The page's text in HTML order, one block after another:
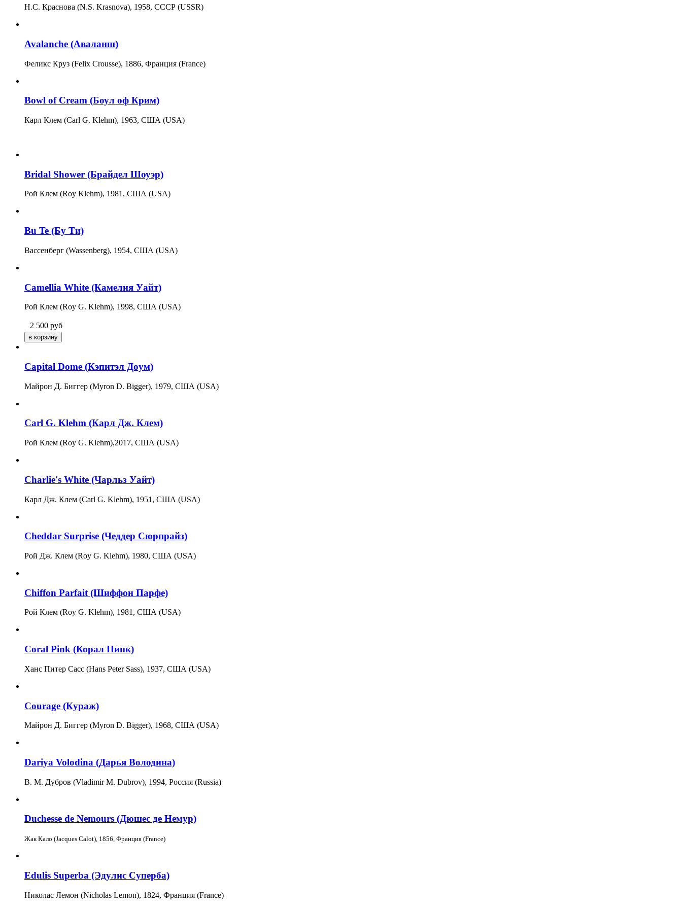
Н.С. Краснова (N.S. Krasnova), 1958, СССР (USSR)
Avalanche (Аваланш)
Феликс Круз (Felix Crousse), 1886, Франция (France)
Bowl of Cream (Боул оф Крим)
Карл Клем (Carl G. Klehm), 1963, США (USA)
Bridal Shower (Брайдел Шоуэр)
Рой Клем (Roy Klehm), 1981, США (USA)
Bu Te (Бу Ти)
Вассенберг (Wassenberg), 1954, США (USA)
Camellia White (Камелия Уайт)
Рой Клем (Roy G. Klehm), 1998, США (USA)
2 500 руб
Capital Dome (Кэпитэл Дoум)
Майрон Д. Биггер (Myron D. Bigger), 1979, США (USA)
Carl G. Klehm (Карл Дж. Клем)
Рой Клем (Roy G. Klehm),2017, США (USA)
Charlie's White (Чарльз Уайт)
Карл Дж. Клем (Carl G. Klehm), 1951, США (USA)
Cheddar Surprise (Чеддер Сюрпрайз)
Рой Дж. Клем (Roy G. Klehm), 1980, США (USA)
Chiffon Parfait (Шиффон Парфе)
Рой Клем (Roy G. Klehm), 1981, США (USA)
Coral Pink (Корал Пинк)
Ханс Питер Сасс (Hans Peter Sass), 1937, США (USA)
Courage (Кураж)
Майрон Д. Биггер (Myron D. Bigger), 1968, США (USA)
Dariya Volodina (Дарья Володина)
В. М. Дубров (Vladimir M. Dubrov), 1994, Россия (Russia)
Duchesse de Nemours (Дюшес де Немур)
Жак Кало (Jacques Calot), 1856, Франция (France)
Edulis Superba (Эдулис Суперба)
Николас Лемон (Nicholas Lemon), 1824, Франция (France)